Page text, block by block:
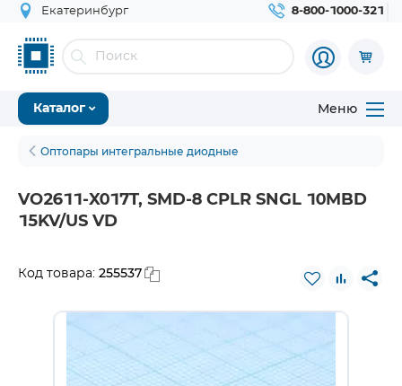
Екатеринбург 8-800-1000-321
Каталог Меню
Оптопары интегральные диодные
VO2611-X017T, SMD-8 CPLR SNGL 10MBD
15KV/US VD
Код товара: 255537